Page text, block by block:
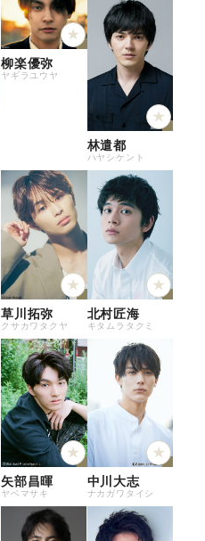
柳楽優弥
ヤギラユウヤ
林遣都
ハヤシケント
草川拓弥
クサカワタクヤ
北村匠海
キタムラタクミ
矢部昌暉
ヤベマサキ
中川大志
ナカガワタイシ